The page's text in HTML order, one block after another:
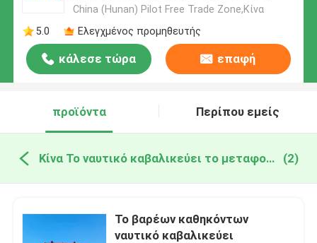
China (Hunan) Pilot Free Trade Zone,Κίνα
5.0
Ελεγχμένος προμηθευτής
κάλεσε τώρα επαφή
προϊόντα Περίπου εμείς
Κίνα Το ναυτικό καβαλικεύει το μεταφορέα (2)
Το βαρέων καθηκόντων
ναυτικό καβαλικεύει